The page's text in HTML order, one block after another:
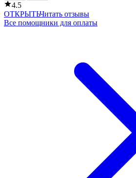
4.5
ОТКРЫТЬЧитать отзывы
Все помощники для оплаты